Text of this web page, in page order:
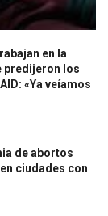
en la
predijeron los
«Ya veíamos
de abortos
ciudades con